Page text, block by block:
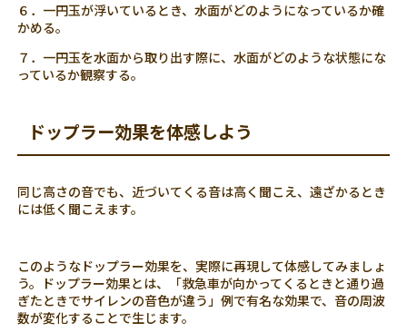
６．一円玉が浮いているとき、水面がどのようになっているか確
かめる。
７．一円玉を水面から取り出す際に、水面がどのような状態にな
っているか観察する。
ドップラー効果を体感しよう
同じ高さの音でも、近づいてくる音は高く聞こえ、遠ざかるとき
には低く聞こえます。
このようなドップラー効果を、実際に再現して体感してみましょ
う。ドップラー効果とは、「救急車が向かってくるときと通り過
ぎたときでサイレンの音色が違う」例で有名な効果で、音の周波
数が変化することで生じます。